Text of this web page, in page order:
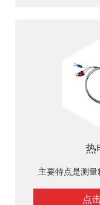
热
主要特点是测
点